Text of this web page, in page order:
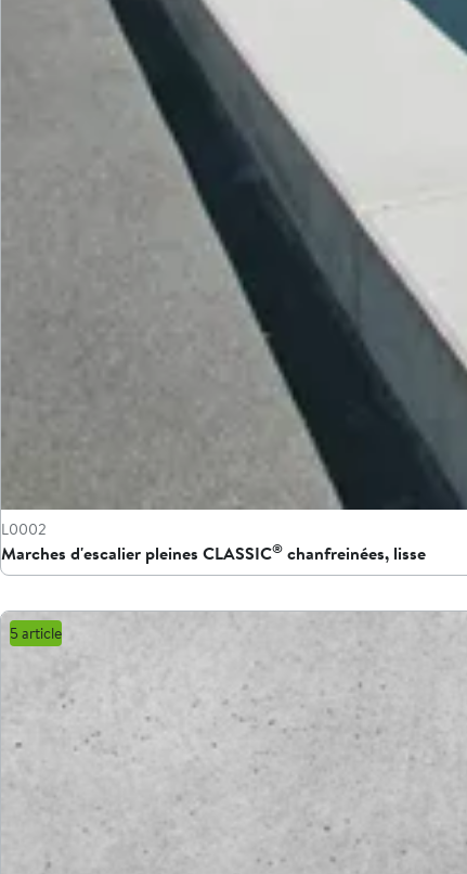
L0002
Marches d'escalier pleines CLASSIC® chanfreinées, lisse
5 article